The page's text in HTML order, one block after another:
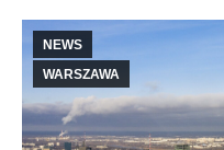
NEWS
WARSZAWA